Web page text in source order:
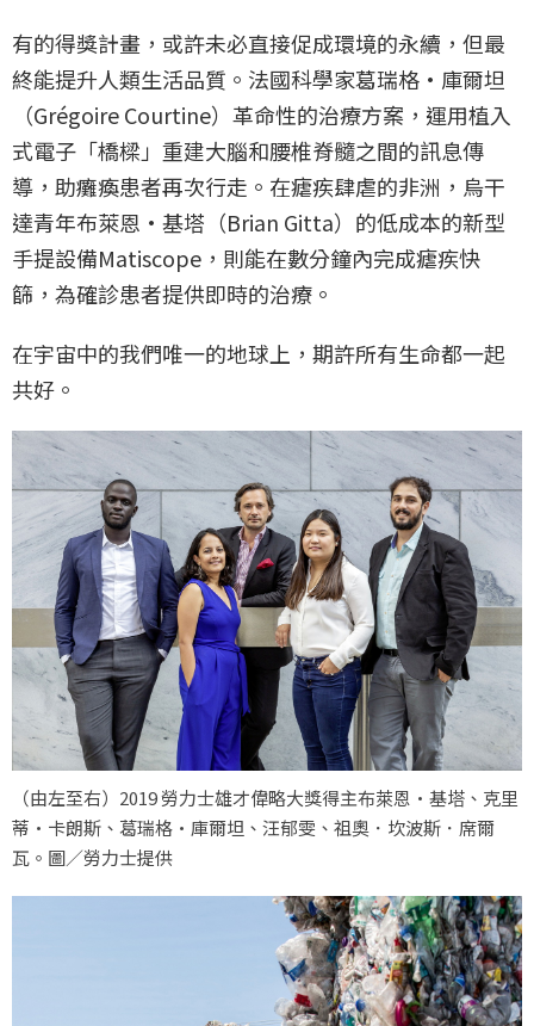
有的得獎計畫，或許未必直接促成環境的永續，但最
終能提升人類生活品質。法國科學家葛瑞格·庫爾坦
（Grégoire Courtine）革命性的治療方案，運用植入
式電子「橋樑」重建大腦和腰椎脊髓之間的訊息傳
導，助癱瘓患者再次行走。在瘧疾肆虐的非洲，烏干
達青年布萊恩·基塔（Brian Gitta）的低成本的新型
手提設備Matiscope，則能在數分鐘內完成瘧疾快
篩，為確診患者提供即時的治療。
在宇宙中的我們唯一的地球上，期許所有生命都一起
共好。
（由左至右）2019 勞力士雄才偉略大獎得主布萊恩·基塔、克里
蒂·卡朗斯、葛瑞格·庫爾坦、汪郁雯、祖奧．坎波斯．席爾
瓦。圖／勞力士提供